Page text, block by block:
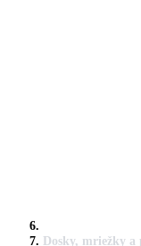
Dosky, mriežky a